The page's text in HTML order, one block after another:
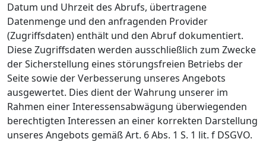
Datum und Uhrzeit des Abrufs, übertragene
Datenmenge und den anfragenden Provider
(Zugriffsdaten) enthält und den Abruf dokumentiert.
Diese Zugriffsdaten werden ausschließlich zum Zwecke
der Sicherstellung eines störungsfreien Betriebs der
Seite sowie der Verbesserung unseres Angebots
ausgewertet. Dies dient der Wahrung unserer im
Rahmen einer Interessensabwägung überwiegenden
berechtigten Interessen an einer korrekten Darstellung
unseres Angebots gemäß Art. 6 Abs. 1 S. 1 lit. f DSGVO.